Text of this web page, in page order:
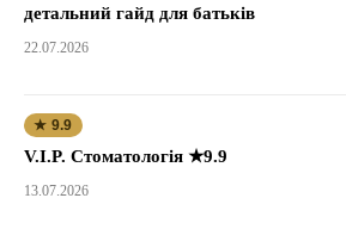
детальний гайд для батьків
22.07.2026
★ 9.9
V.I.P. Стоматологія ★9.9
13.07.2026